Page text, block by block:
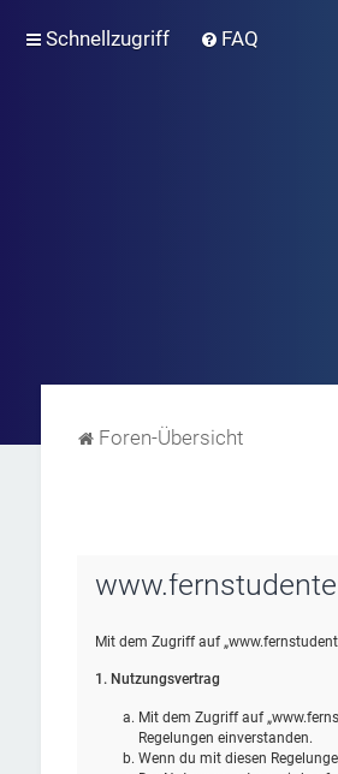
Schnellzugriff FAQ
Foren-Übersicht
Mit dem Zugriff auf
1. Nutzungsvertrag
Mit dem Zugriff auf
Regelungen einverstanden.
Wenn du mit diesen